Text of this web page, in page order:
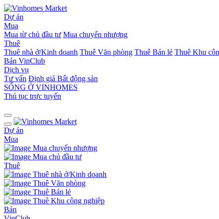
Dự án
Mua
Mua từ chủ đầu tư Mua chuyển nhượng
Thuê
Thuê nhà ở/Kinh doanh Thuê Văn phòng Thuê Bán lẻ Thuê Khu
Bán VinClub
Dịch vụ
Tư vấn Định giá Bất động sản
SỐNG Ở VINHOMES
Thủ tục trực tuyến
Dự án
Mua
Mua chuyển nhượng
Mua chủ đầu tư
Thuê
Thuê nhà ở/Kinh doanh
Thuê Văn phòng
Thuê Bán lẻ
Thuê Khu công nghiệp
Bán